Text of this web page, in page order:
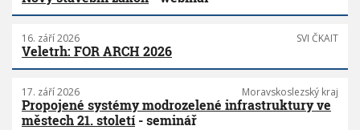
16. září 2026 SVI ČKAIT
Veletrh: FOR ARCH 2026
17. září 2026 Moravskoslezský kraj
Propojené systémy modrozelené infrastruktury ve
městech 21. století- seminář